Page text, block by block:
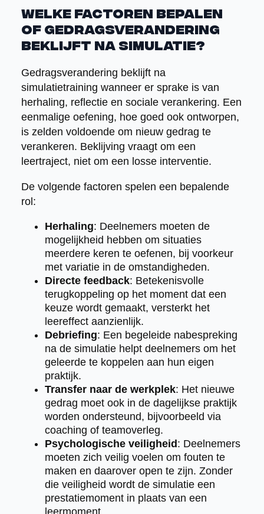
Welke factoren bepalen
of gedragsverandering
beklijft na simulatie?
Gedragsverandering beklijft na
simulatietraining wanneer er sprake is van
herhaling, reflectie en sociale verankering. Een
eenmalige oefening, hoe goed ook ontworpen,
is zelden voldoende om nieuw gedrag te
verankeren. Beklijving vraagt om een
leertraject, niet om een losse interventie.
De volgende factoren spelen een bepalende
rol:
Herhaling: Deelnemers moeten de
mogelijkheid hebben om situaties
meerdere keren te oefenen, bij voorkeur
met variatie in de omstandigheden.
Directe feedback: Betekenisvolle
terugkoppeling op het moment dat een
keuze wordt gemaakt, versterkt het
leereffect aanzienlijk.
Debriefing: Een begeleide nabespreking
na de simulatie helpt deelnemers om het
geleerde te koppelen aan hun eigen
praktijk.
Transfer naar de werkplek: Het nieuwe
gedrag moet ook in de dagelijkse praktijk
worden ondersteund, bijvoorbeeld via
coaching of teamoverleg.
Psychologische veiligheid: Deelnemers
moeten zich veilig voelen om fouten te
maken en daarover open te zijn. Zonder
die veiligheid wordt de simulatie een
prestatiemoment in plaats van een
leermoment.